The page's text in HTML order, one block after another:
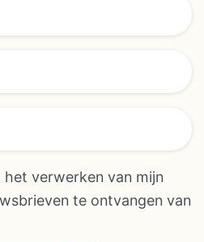
Je hebt alle
tot rust te komen.
alle gemakken
en tenten
4 personen. Elke
comfortabele
verwerken van mijn
te ontvangen van